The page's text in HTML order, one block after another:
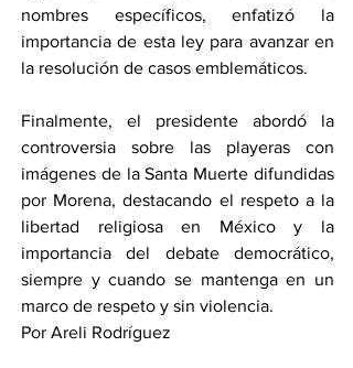
nombres específicos, enfatizó la
importancia de esta ley para avanzar en
la resolución de casos emblemáticos.
Finalmente, el presidente abordó la
controversia sobre las playeras con
imágenes de la Santa Muerte difundidas
por Morena, destacando el respeto a la
libertad religiosa en México y la
importancia del debate democrático,
siempre y cuando se mantenga en un
marco de respeto y sin violencia.
Por Areli Rodríguez